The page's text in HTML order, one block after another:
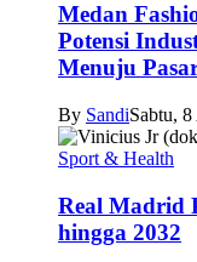
Medan
Potensi
Menuju
By SandiSabtu,
Sport & Health
Real Madrid
hingga 2032